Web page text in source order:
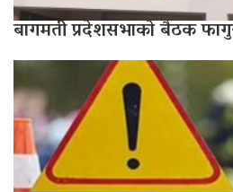
बागमती प्रदेशसभाको बैठक